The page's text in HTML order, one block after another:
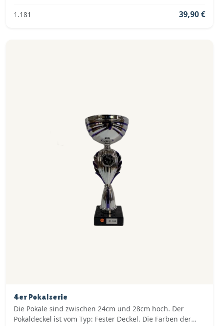
1.181
39,90 €
4er Pokalserie
Die Pokale sind zwischen 24cm und 28cm hoch. Der
Pokaldeckel ist vom Typ: Fester Deckel. Die Farben der